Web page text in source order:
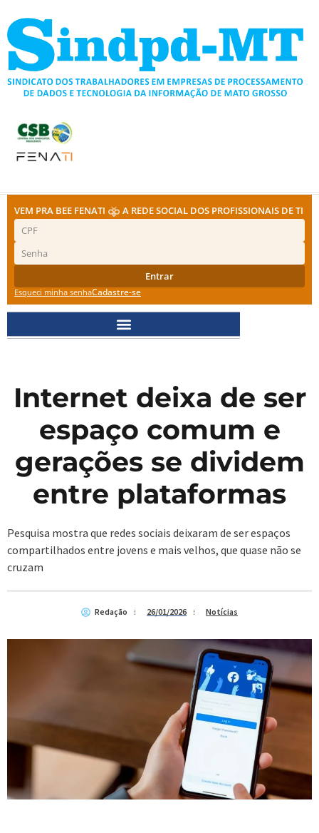
para
conteúdo
VEM PRA BEE FENATI A REDE SOCIAL DOS PROFISSIONAIS DE TI
Entrar
Esqueci minha senhaCadastre-se
Internet deixa de ser
espaço comum e
gerações se dividem
entre plataformas
Pesquisa mostra que redes sociais deixaram de ser espaços
compartilhados entre jovens e mais velhos, que quase não se
cruzam
Redação 26/01/2026 Notícias